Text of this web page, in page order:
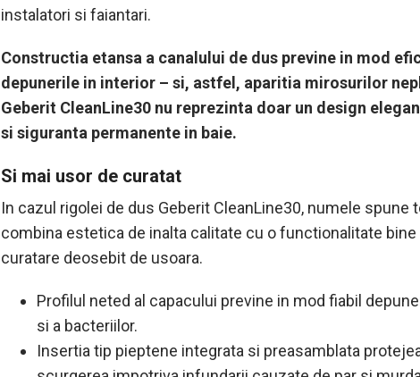
instalatori si faiantari.
Constructia etansa a canalului de dus previne in mod
depunerile in interior – si, astfel, aparitia mirosurilor
Geberit CleanLine30 nu reprezinta doar un design
si siguranta permanente in baie.
Si mai usor de curatat
In cazul rigolei de dus Geberit CleanLine30, numele spune
combina estetica de inalta calitate cu o functionalitate bine
curatare deosebit de usoara.
Profilul neted al capacului previne in mod fiabil
si a bacteriilor.
Insertia tip pieptene integrata si preasamblata